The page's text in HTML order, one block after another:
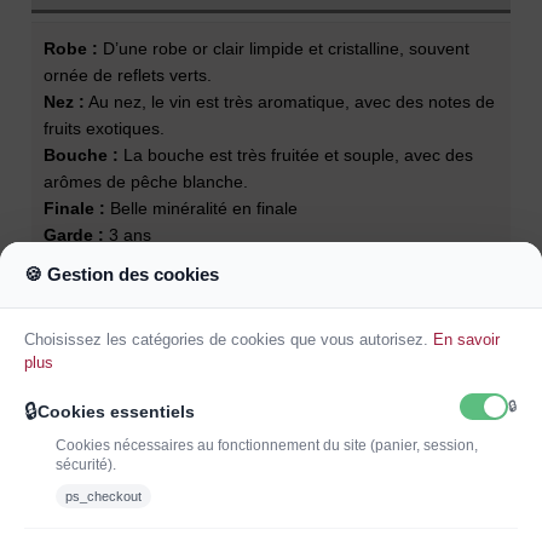
Robe : D’une robe or clair limpide et cristalline, souvent
ornée de reflets verts.
Nez : Au nez, le vin est très aromatique, avec des notes de
fruits exotiques.
Bouche : La bouche est très fruitée et souple, avec des
arômes de pêche blanche.
Finale : Belle minéralité en finale
Garde : 3 ans
crustacés, tartes aux légumes, fromages, brownies, tartes
au chocolat
🍪 Gestion des cookies
Choisissez les catégories de cookies que vous autorisez. En savoir
plus
🔒Cookies essentiels 🔒
Cookies nécessaires au fonctionnement du site (panier, session,
sécurité).
ps_checkout